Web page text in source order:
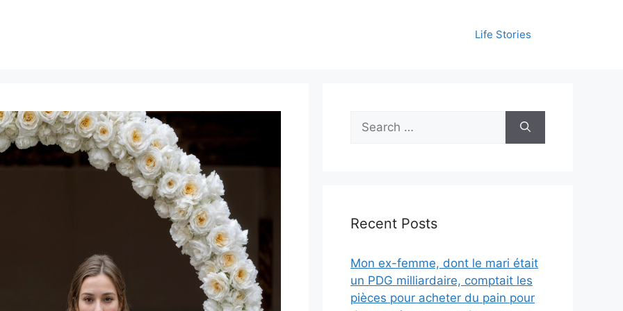
Life Stories
Search
for:
Recent Posts
Mon ex-femme, dont le mari était
un PDG milliardaire, comptait les
pièces pour acheter du pain pour